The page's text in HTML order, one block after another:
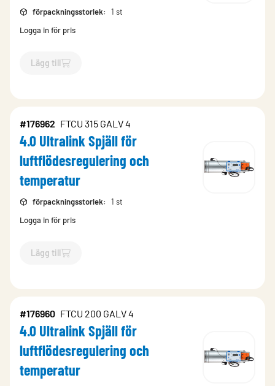
förpackningsstorlek:
1 st
Logga in för pris
Lägg till
`$Lägg till
#176962 FTCU 315 GALV 4
4.0 Ultralink Spjäll för
luftflödesregulering och
temperatur
förpackningsstorlek:
1 st
Logga in för pris
Lägg till
`$Lägg till
#176960 FTCU 200 GALV 4
4.0 Ultralink Spjäll för
luftflödesregulering och
temperatur